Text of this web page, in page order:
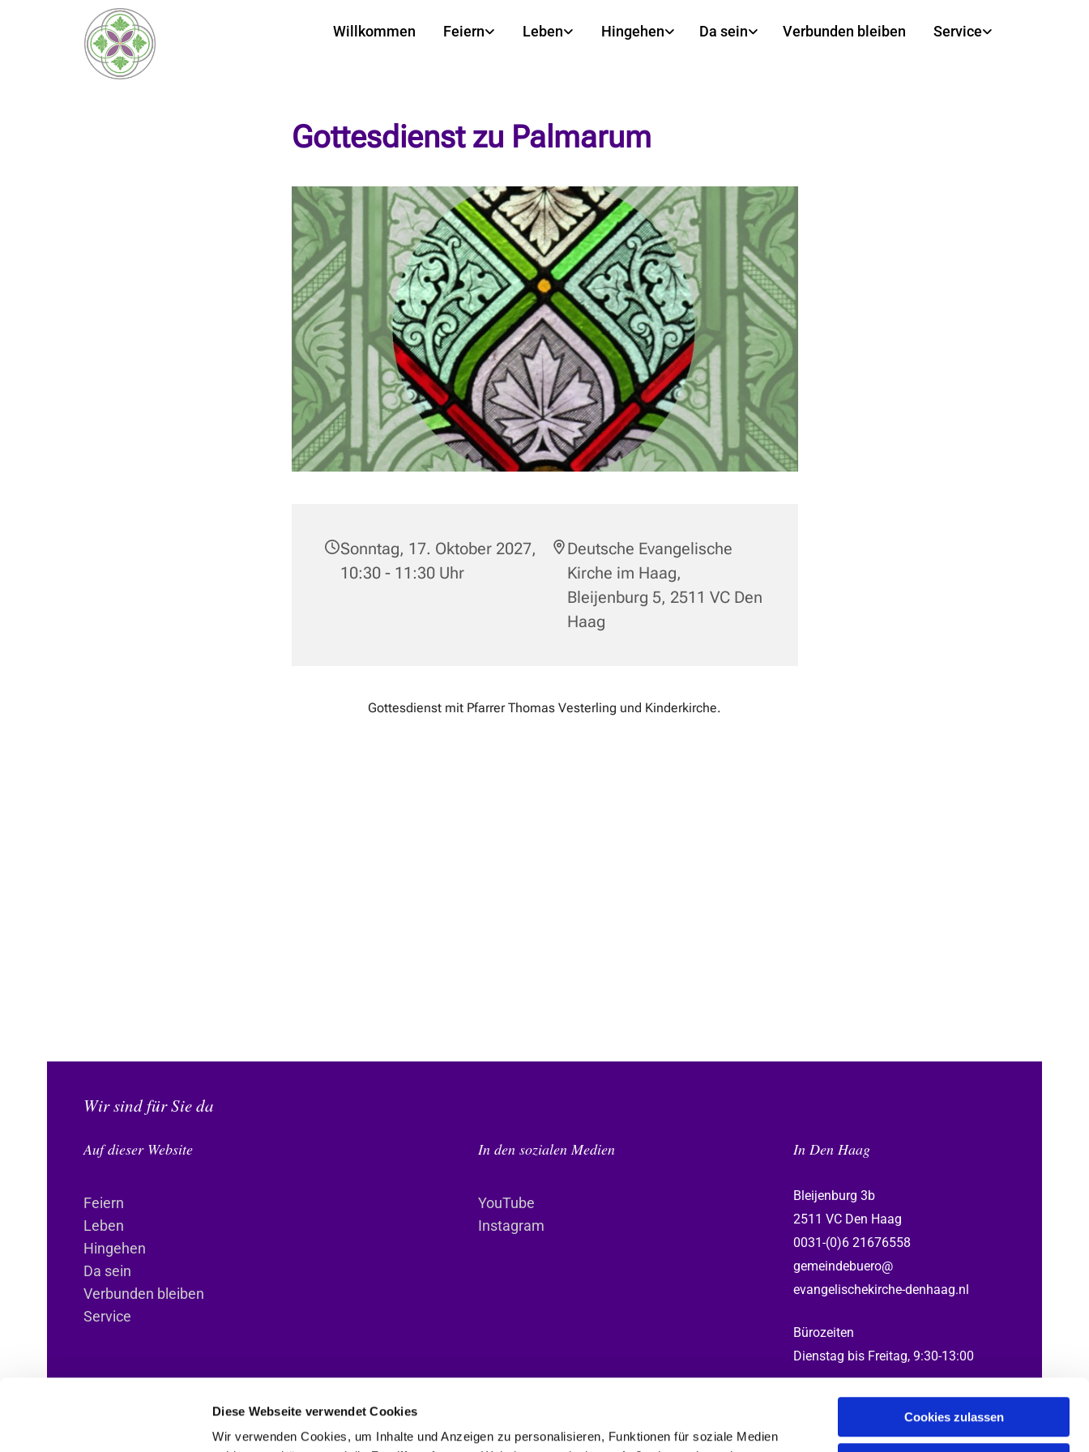
Diese Webseite verwendet Cookies
Wir verwenden Cookies, um Inhalte und Anzeigen zu personalisieren, Funktionen für soziale Medien
Cookies zulassen
Willkommen Feiern Leben Hingehen Da sein Verbunden bleiben Service
Gottesdienst zu Palmarum
Sonntag, 17. Oktober 2027,
10:30 - 11:30 Uhr
Deutsche Evangelische
Kirche im Haag,
Bleijenburg 5, 2511 VC Den
Haag
Gottesdienst mit Pfarrer Thomas Vesterling und Kinderkirche.
Wir sind für Sie da
Auf dieser Website
Feiern
Leben
Hingehen
Da sein
Verbunden bleiben
Service
In den sozialen Medien
YouTube
Instagram
In Den Haag
Bleijenburg 3b
2511 VC Den Haag
0031-(0)6 21676558
gemeindebuero@
evangelischekirche-denhaag.nl
Bürozeiten
Dienstag bis Freitag, 9:30-13:00
Deutsche Evangelische Gemeinde im Haag. Powered by Gabi, Henning, Katrin, Thomas